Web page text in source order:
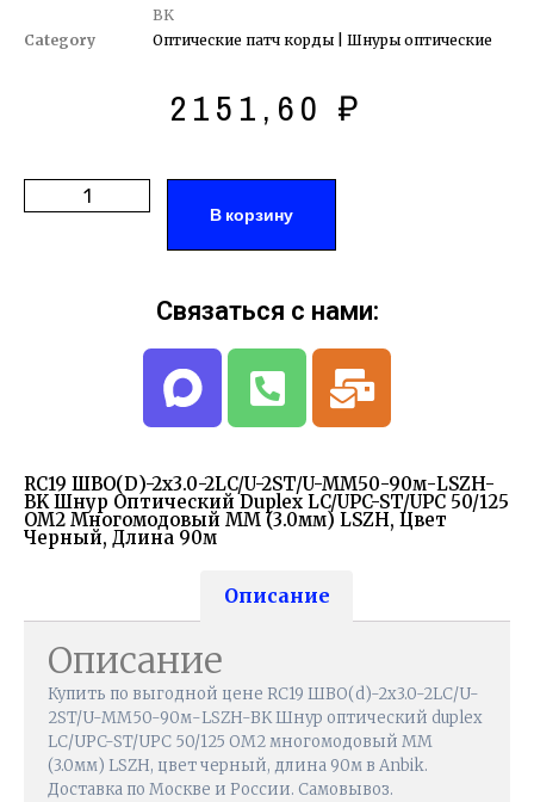
BK
Category
Оптические патч корды | Шнуры оптические
2151,60 ₽
В корзину
RC19 ШВО(d)-2х3.0-2LC/U-2ST/U-MM50-90м-LSZH-
BK Шнур Оптический Duplex LC/UPC-ST/UPC 50/125
OM2 Многомодовый MM (3.0мм) LSZH, Цвет
Черный, Длина 90м
Описание
Описание
Купить по выгодной цене RC19 ШВО(d)-2х3.0-2LC/U-
2ST/U-MM50-90м-LSZH-BK Шнур оптический duplex
LC/UPC-ST/UPC 50/125 OM2 многомодовый MM
(3.0мм) LSZH, цвет черный, длина 90м в Anbik.
Доставка по Москве и России. Самовывоз.
Связаться с нами: